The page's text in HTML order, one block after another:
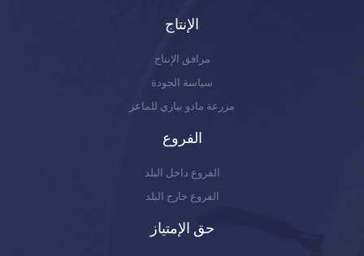
الإنتاج
مرافق الإنتاج
سياسة الجودة
مزرعة مادو بيازي للماعز
الفروع
الفروع داخل البلد
الفروع خارج البلد
حق الإمتياز